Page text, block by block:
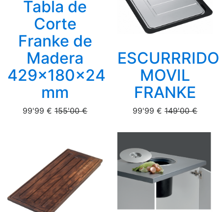
Tabla de
Corte
Franke de
Madera
429x180x24
mm
99'99 € 155'00 €
MOVIL
FRANKE
99'99 € 149'00 €